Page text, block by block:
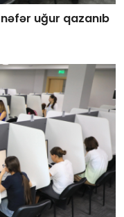
nəfər uğur qazanıb